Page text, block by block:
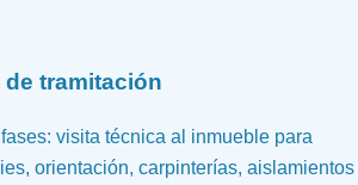
tramitación
visita técnica al inmueble para
orientación, carpinterías, aislamientos